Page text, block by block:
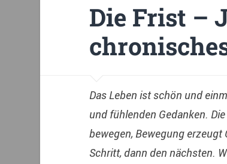
Die Frist –
Das Leben ist schön und
und fühlenden Gedanken.
bewegen, Bewegung
Schritt, dann den nächsten.